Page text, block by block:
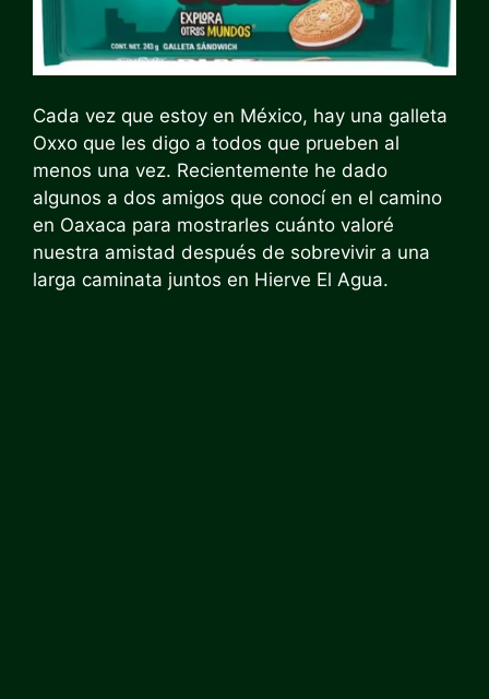
Cada vez que estoy en México, hay una galleta
Oxxo que les digo a todos que prueben al
menos una vez. Recientemente he dado
algunos a dos amigos que conocí en el camino
en Oaxaca para mostrarles cuánto valoré
nuestra amistad después de sobrevivir a una
larga caminata juntos en Hierve El Agua.